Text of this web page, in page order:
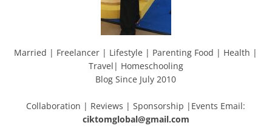
Married | Freelancer | Lifestyle | Parenting Food | Health |
Travel| Homeschooling
Blog Since July 2010
Collaboration | Reviews | Sponsorship |Events Email:
ciktomglobal@gmail.com